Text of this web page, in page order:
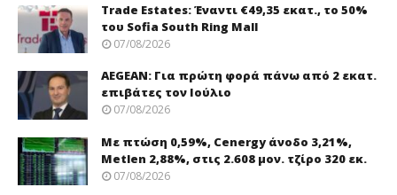
Trade Εstates: Έναντι €49,35 εκατ., το 50%
του Sofia South Ring Mall
07/08/2026
AEGEAN: Για πρώτη φορά πάνω από 2 εκατ.
επιβάτες τον Ιούλιο
07/08/2026
Με πτώση 0,59%, Cenergy άνοδο 3,21%,
Metlen 2,88%, στις 2.608 μον. τζίρο 320 εκ.
07/08/2026